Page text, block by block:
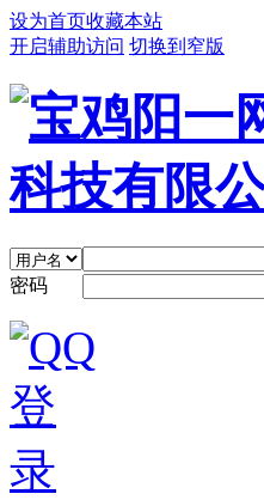
设为首页收藏本站
开启辅助访问 切换到窄版
密码